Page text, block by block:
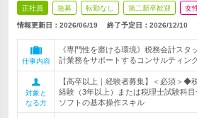
正社員 急募 転勤なし 第二新卒歓迎 女
情報更新日：2026/06/19 終了予定日： 2026/12/10
仕事内容
《専門性を磨ける環境》税務会計スタ
計業務をサポートするコンサルティン
対象と
なる方
【高卒以上｜経験者募集】＜必須＞◆
経験（3年以上）または税理士試験科
ソフトの基本操作スキル